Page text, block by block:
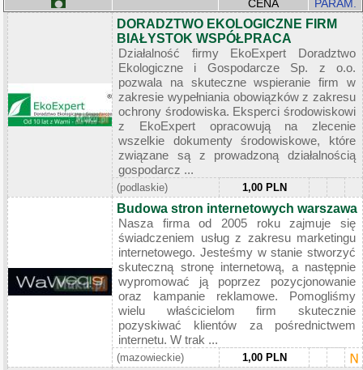
CENA PARAM.
DORADZTWO EKOLOGICZNE FIRM
BIAŁYSTOK WSPÓŁPRACA
Działalność firmy EkoExpert Doradztwo
Ekologiczne i Gospodarcze Sp. z o.o.
pozwala na skuteczne wspieranie firm w
zakresie wypełniania obowiązków z zakresu
ochrony środowiska. Eksperci środowiskowi
z EkoExpert opracowują na zlecenie
wszelkie dokumenty środowiskowe, które
związane są z prowadzoną działalnością
gospodarcz ...
(podlaskie) 1,00 PLN
Budowa stron internetowych warszawa
Nasza firma od 2005 roku zajmuje się
świadczeniem usług z zakresu marketingu
internetowego. Jesteśmy w stanie stworzyć
skuteczną stronę internetową, a następnie
wypromować ją poprzez pozycjonowanie
oraz kampanie reklamowe. Pomogliśmy
wielu właścicielom firm skutecznie
pozyskiwać klientów za pośrednictwem
internetu. W trak ...
(mazowieckie) 1,00 PLN